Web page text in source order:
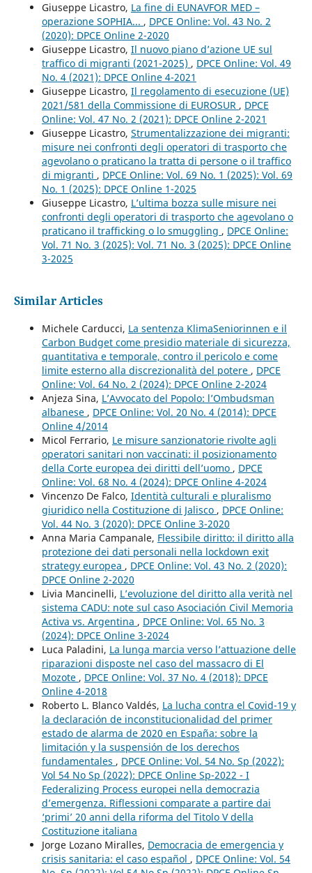
Giuseppe Licastro, La fine di EUNAVFOR MED –
operazione SOPHIA... , DPCE Online: Vol. 43 No. 2
(2020): DPCE Online 2-2020
Giuseppe Licastro, Il nuovo piano d’azione UE sul
traffico di migranti (2021-2025) , DPCE Online: Vol. 49
No. 4 (2021): DPCE Online 4-2021
Giuseppe Licastro, Il regolamento di esecuzione (UE)
2021/581 della Commissione di EUROSUR , DPCE
Online: Vol. 47 No. 2 (2021): DPCE Online 2-2021
Giuseppe Licastro, Strumentalizzazione dei migranti:
misure nei confronti degli operatori di trasporto che
agevolano o praticano la tratta di persone o il traffico
di migranti , DPCE Online: Vol. 69 No. 1 (2025): Vol. 69
No. 1 (2025): DPCE Online 1-2025
Giuseppe Licastro, L’ultima bozza sulle misure nei
confronti degli operatori di trasporto che agevolano o
praticano il trafficking o lo smuggling , DPCE Online:
Vol. 71 No. 3 (2025): Vol. 71 No. 3 (2025): DPCE Online
3-2025
Similar Articles
Michele Carducci, La sentenza KlimaSeniorinnen e il
Carbon Budget come presidio materiale di sicurezza,
quantitativa e temporale, contro il pericolo e come
limite esterno alla discrezionalità del potere , DPCE
Online: Vol. 64 No. 2 (2024): DPCE Online 2-2024
Anjeza Sina, L’Avvocato del Popolo: l’Ombudsman
albanese , DPCE Online: Vol. 20 No. 4 (2014): DPCE
Online 4/2014
Micol Ferrario, Le misure sanzionatorie rivolte agli
operatori sanitari non vaccinati: il posizionamento
della Corte europea dei diritti dell’uomo , DPCE
Online: Vol. 68 No. 4 (2024): DPCE Online 4-2024
Vincenzo De Falco, Identità culturali e pluralismo
giuridico nella Costituzione di Jalisco , DPCE Online:
Vol. 44 No. 3 (2020): DPCE Online 3-2020
Anna Maria Campanale, Flessibile diritto: il diritto alla
protezione dei dati personali nella lockdown exit
strategy europea , DPCE Online: Vol. 43 No. 2 (2020):
DPCE Online 2-2020
Livia Mancinelli, L’evoluzione del diritto alla verità nel
sistema CADU: note sul caso Asociación Civil Memoria
Activa vs. Argentina , DPCE Online: Vol. 65 No. 3
(2024): DPCE Online 3-2024
Luca Paladini, La lunga marcia verso l’attuazione delle
riparazioni disposte nel caso del massacro di El
Mozote , DPCE Online: Vol. 37 No. 4 (2018): DPCE
Online 4-2018
Roberto L. Blanco Valdés, La lucha contra el Covid-19 y
la declaración de inconstitucionalidad del primer
estado de alarma de 2020 en España: sobre la
limitación y la suspensión de los derechos
fundamentales , DPCE Online: Vol. 54 No. Sp (2022):
Vol 54 No Sp (2022): DPCE Online Sp-2022 - I
Federalizing Process europei nella democrazia
d’emergenza. Riflessioni comparate a partire dai
‘primi’ 20 anni della riforma del Titolo V della
Costituzione italiana
Jorge Lozano Miralles, Democracia de emergencia y
crisis sanitaria: el caso español , DPCE Online: Vol. 54